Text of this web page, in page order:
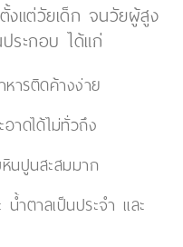
แต่วัยเด็ก จนวัยผู้สูง
ระกอบ ได้แก่
ารติดค้างง่าย
าดได้ไม่ทั่วถึง
นปูนสะสมมาก
ำตาลเป็นประจำ และ